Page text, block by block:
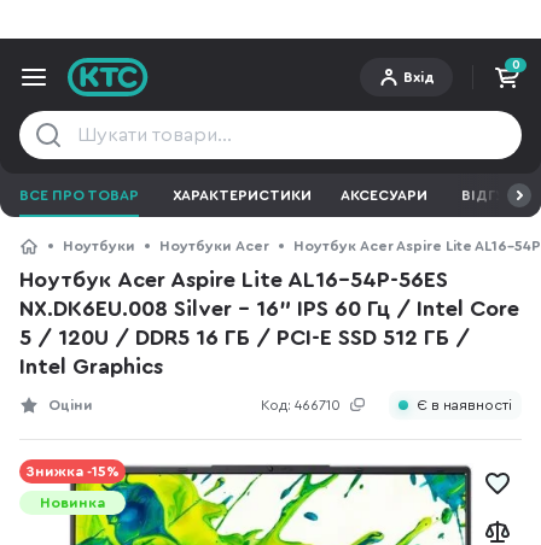
Вхід
0
ВСЕ ПРО ТОВАР ХАРАКТЕРИСТИКИ АКСЕСУАРИ ВІДГУКИ
Ноутбуки Ноутбуки Acer Ноутбук Acer Aspire Lite AL16-
Ноутбук Acer Aspire Lite AL16-54P-56ES
NX.DK6EU.008 Silver - 16" IPS 60 Гц / Intel Core
5 / 120U / DDR5 16 ГБ / PCI-E SSD 512 ГБ /
Intel Graphics
Код: 466710
Оціни Є в наявності
Знижка -15%
Новинка